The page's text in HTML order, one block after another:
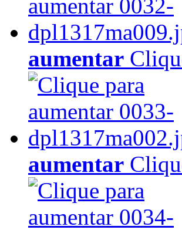
aumentar
aumentar